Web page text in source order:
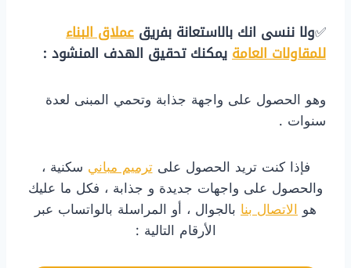
​✅ولا ننسى انك بالاستعانة بفريق عملاق البناء
للمقاولات العامةيمكنك تحقيق الهدف المنشود :
وهو الحصول على واجهة جذابة وتحمي المبنى لعدة
سنوات .
فإذا كنت تريد الحصول علىترميم مباني سكنية ،
والحصول على واجهات جديدة و جذابة ، فكل ما عليك
هوالاتصال بنا بالجوال ، أو المراسلة بالواتساب عبر
الأرقام التالية :